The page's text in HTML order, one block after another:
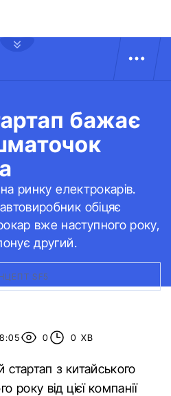
бажає
ринку електрокарів.
обіцяє
вже наступного року,
другий.
SF5
0 0 ХВ
з китайського
року від цієї компанії